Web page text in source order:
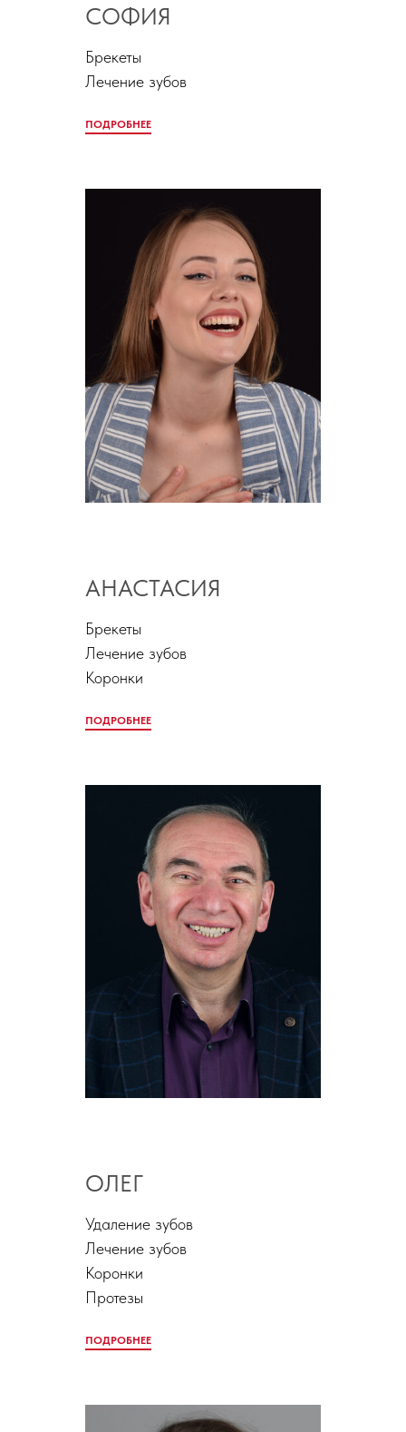
СОФИЯ
Брекеты
Лечение зубов
ПОДРОБНЕЕ
АНАСТАСИЯ
Брекеты
Лечение зубов
Коронки
ПОДРОБНЕЕ
ОЛЕГ
Удаление зубов
Лечение зубов
Коронки
Протезы
ПОДРОБНЕЕ